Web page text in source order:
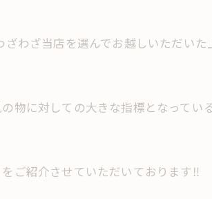
わざ当店を選んでお越しいただい
物に対しての大きな指標となってい
ご紹介させていただいております‼︎